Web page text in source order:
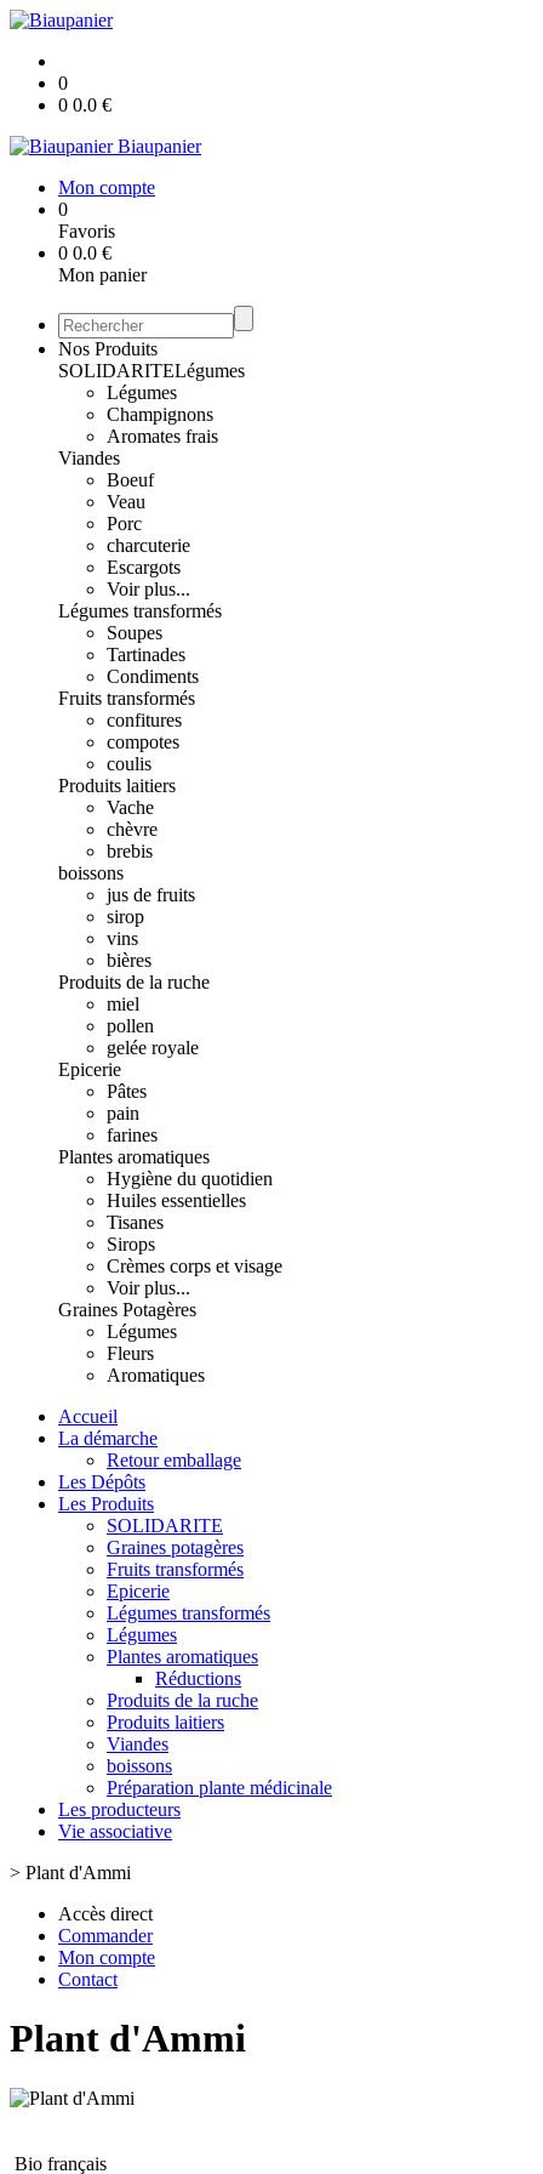
0
0 0.0 €
Biaupanier
Mon compte
0
Favoris
0 0.0 €
Mon panier
Nos Produits
SOLIDARITELégumes
Légumes
Champignons
Aromates frais
Viandes
Boeuf
Veau
Porc
charcuterie
Escargots
Voir plus...
Légumes transformés
Soupes
Tartinades
Condiments
Fruits transformés
confitures
compotes
coulis
Produits laitiers
Vache
chèvre
brebis
boissons
jus de fruits
sirop
vins
bières
Produits de la ruche
miel
pollen
gelée royale
Epicerie
Pâtes
pain
farines
Plantes aromatiques
Hygiène du quotidien
Huiles essentielles
Tisanes
Sirops
Crèmes corps et visage
Voir plus...
Graines Potagères
Légumes
Fleurs
Aromatiques
Accueil
La démarche
Retour emballage
Les Dépôts
Les Produits
SOLIDARITE
Graines potagères
Fruits transformés
Epicerie
Légumes transformés
Légumes
Plantes aromatiques
Réductions
Produits de la ruche
Produits laitiers
Viandes
boissons
Préparation plante médicinale
Les producteurs
Vie associative
> Plant d'Ammi
Accès direct
Commander
Mon compte
Contact
Plant d'Ammi
Bio français